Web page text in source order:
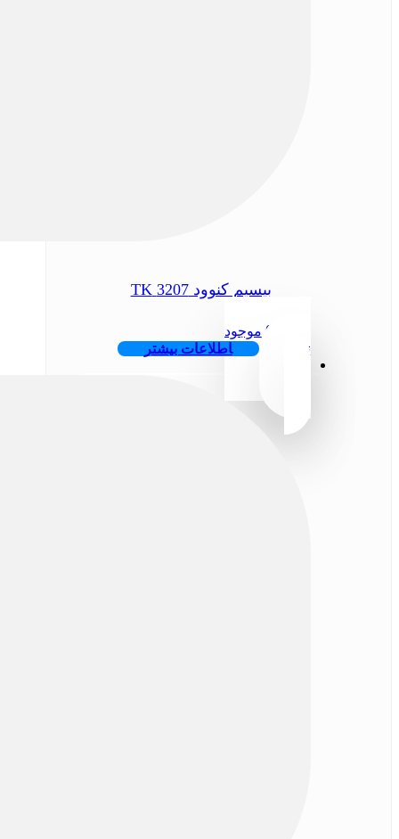
بیسیم کنوود 3207 TK
0 موجود
نیست
اطلاعات بیشتر